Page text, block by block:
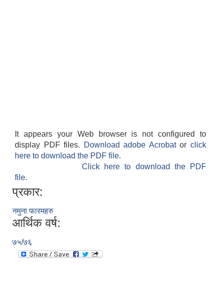
It appears your Web browser is not configured to
display PDF files.
Download adobe Acrobatorclick
here to download the PDF file.
Click here to download the PDF
file.
प्रकार:
नमुना फारमहरु
आर्थिक वर्ष:
७५/७६